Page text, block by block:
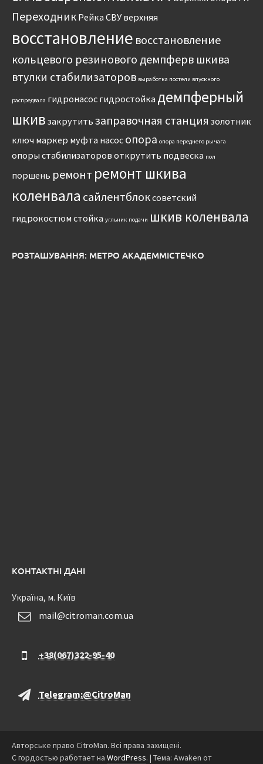
Переходник Рейка СВУ верхняя
восстановление восстановление
кольцевого резинового демпферв шкива
втулки стабилизаторов выработка постели впускного
распредвала гидронасос гидростойка демпферный
шкив закрутить заправочная станция золотник
ключ маркер муфта насос опора опора переднего рычага
опоры стабилизаторов открутить подвеска пол
поршень ремонт ремонт шкива
коленвала сайлентблоксоветский
гидрокостюм стойка угльник подачи шкив коленвала
РОЗТАШУВАННЯ: МЕТРО АКАДЕММІСТЕЧКО
КОНТАКТНІ ДАНІ
Україна, м. Київ
mail@citroman.com.ua
+38(067)322-95-40
Telegram:@CitroMan
Авторське право CitroMan. Всі права захищені.
С гордостью работает на WordPress. | Тема: Awaken от